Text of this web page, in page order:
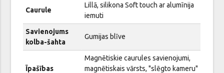
Caurule
Lillā, silikona Soft touch ar alumīnija
iemuti
Savienojums
kolba-šahta
Gumijas blīve
Īpašības
Magnētiskie caurules savienojumi,
magnētiskais vārsts, "slēgto kameru"